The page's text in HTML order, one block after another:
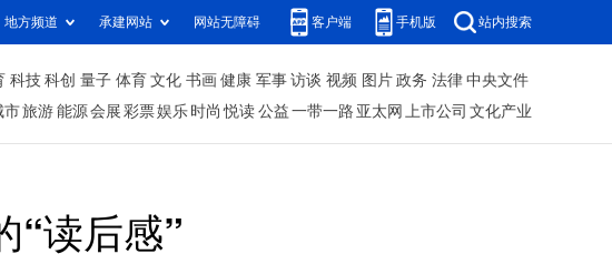
地方频道 承建网站 网站无障碍 客户端 手机版 站内搜索
科技 科创 量子 体育 文化 书画 健康 军事 访谈 视频 图片 政务 法律 中央文件
市旅游 能源 会展 彩票娱乐 时尚 悦读 公益 一带一路 亚太网 上市公司 文化产业
“读后感”